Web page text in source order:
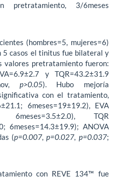
pretratamiento, 3/6meses
(hombres=5, mujeres=6)
5 casos el tinitus fue bilateral y
valores pretratamiento fueron:
y TQR=43.2±31.9
p>0.05). Hubo mejoría
con el tratamiento,
6meses=19±19.2), EVA
6meses=3.5±2.0), TQR
6meses=14.3±19.9); ANOVA
(p=0.007, p=0.027, p=0.037;
con REVE 134™ fue